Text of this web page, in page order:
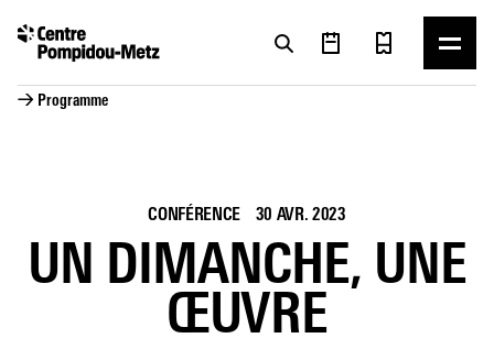
→ Programme
CONFÉRENCE 30 AVR. 2023
UN DIMANCHE, UNE
ŒUVRE